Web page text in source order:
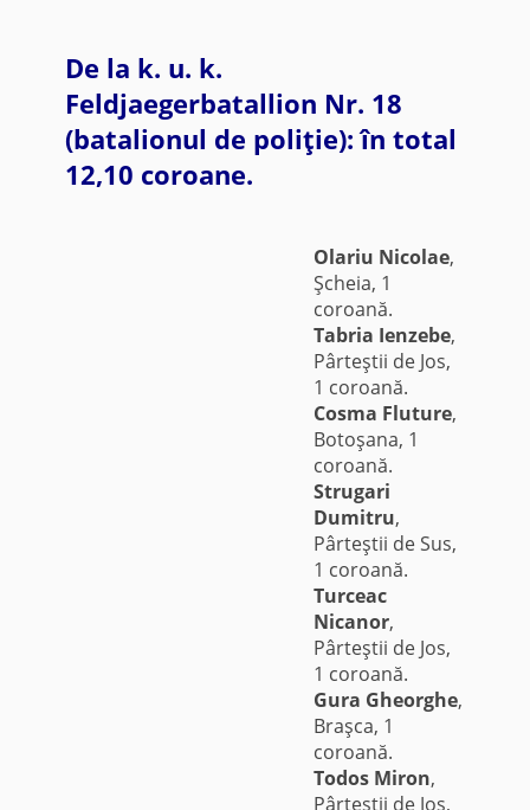
De la k. u. k.
Feldjaegerbatallion Nr. 18
(batalionul de poliţie): în total
12,10 coroane.
Olariu Nicolae,
Şcheia, 1
coroană.
Tabria Ienzebe,
Pârteştii de Jos,
1 coroană.
Cosma Fluture,
Botoşana, 1
coroană.
Strugari
Dumitru,
Pârteştii de Sus,
1 coroană.
Turceac
Nicanor,
Pârteştii de Jos,
1 coroană.
Gura Gheorghe,
Braşca, 1
coroană.
Todos Miron,
Pârteştii de Jos,